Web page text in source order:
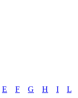
E F G H I
L